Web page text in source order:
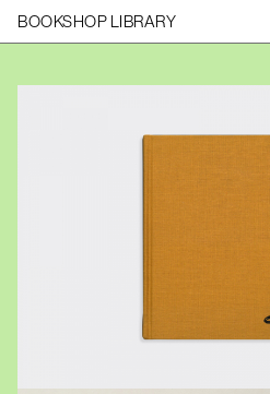
BOOKSHOP LIBRARY